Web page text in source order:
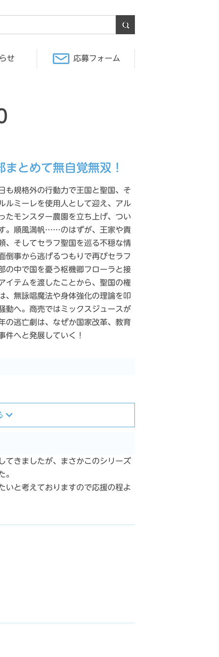
せ 応募フォーム
とめて無自覚無双！
も規格外の行動力で王国と聖国、そ
ルミーレを使用人として迎え、アル
たモンスター農園を立ち上げ、つい
。順風満帆……のはずが、王家や貴
、そしてセラフ聖国を巡る不穏な情
倒事から逃げるつもりで再びセラフ
の中で国を憂う枢機卿フローラと接
イテムを渡したことから、聖国の権
、無詠唱魔法や身体強化の理論を叩
動へ。商売ではミックスジュースが
の逃亡劇は、なぜか国家改革、教育
件へと発展していく！
てきましたが、まさかこのシリーズ
。
いと考えておりますので応援の程よ